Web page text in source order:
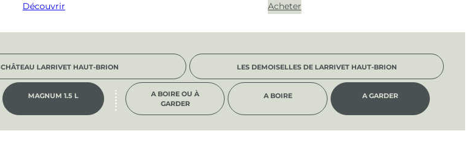
Découvrir Acheter
CHÂTEAU LARRIVET HAUT-BRION LES DEMOISELLES DE LARRIVET HAUT-BRION
MAGNUM 1.5 L
A BOIRE OU À
GARDER
A BOIRE A GARDER